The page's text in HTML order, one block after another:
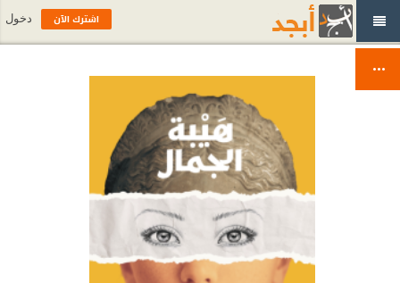
اشترك الآن دخول